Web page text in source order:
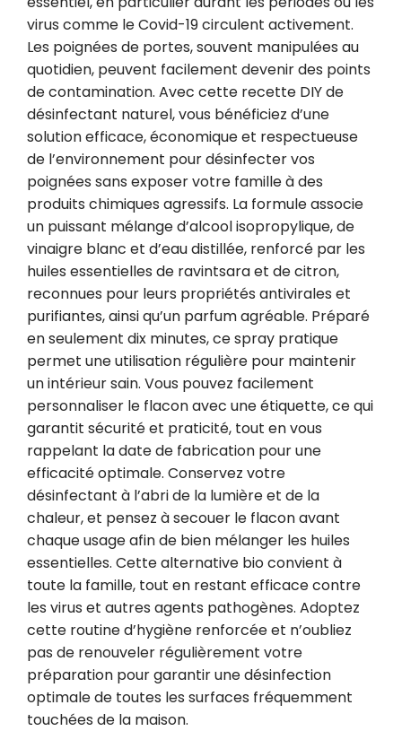
virus comme le Covid-19 circulent activement.
Les poignées de portes, souvent manipulées au
quotidien, peuvent facilement devenir des points
de contamination. Avec cette recette DIY de
désinfectant naturel, vous bénéficiez d’une
solution efficace, économique et respectueuse
de l’environnement pour désinfecter vos
poignées sans exposer votre famille à des
produits chimiques agressifs. La formule associe
un puissant mélange d’alcool isopropylique, de
vinaigre blanc et d’eau distillée, renforcé par les
huiles essentielles de ravintsara et de citron,
reconnues pour leurs propriétés antivirales et
purifiantes, ainsi qu’un parfum agréable. Préparé
en seulement dix minutes, ce spray pratique
permet une utilisation régulière pour maintenir
un intérieur sain. Vous pouvez facilement
personnaliser le flacon avec une étiquette, ce qui
garantit sécurité et praticité, tout en vous
rappelant la date de fabrication pour une
efficacité optimale. Conservez votre
désinfectant à l’abri de la lumière et de la
chaleur, et pensez à secouer le flacon avant
chaque usage afin de bien mélanger les huiles
essentielles. Cette alternative bio convient à
toute la famille, tout en restant efficace contre
les virus et autres agents pathogènes. Adoptez
cette routine d’hygiène renforcée et n’oubliez
pas de renouveler régulièrement votre
préparation pour garantir une désinfection
optimale de toutes les surfaces fréquemment
touchées de la maison.